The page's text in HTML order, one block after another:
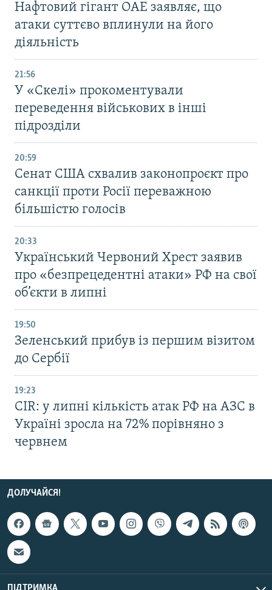
Нафтовий гігант ОАЕ заявляє, що
атаки суттєво вплинули на його
діяльність
21:56
У «Скелі» прокоментували
переведення військових в інші
підрозділи
20:59
Cенат США схвалив законопроєкт про
санкції проти Росії переважною
більшістю голосів
20:33
Український Червоний Хрест заявив
про «безпрецедентні атаки» РФ на свої
об’єкти в липні
19:50
Зеленський прибув із першим візитом
до Сербії
19:23
CIR: у липні кількість атак РФ на АЗС в
Україні зросла на 72% порівняно з
червнем
ДОЛУЧАЙСЯ!
ПІДТРИМКА